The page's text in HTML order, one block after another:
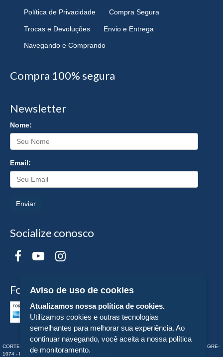
Política de Privacidade Compra Segura
Trocas e Devoluções Envio e Entrega
Navegando e Comprando
Compra 100% segura
Newsletter
Nome:
Email:
Enviar
Socialize conosco
Formas de Pagamento
CORTEZ EDITORA E LIVRARIA LTDA - CNPJ n° 43.003.409/0001-74 - RUA MONTE ALEGRE-
1074 - PERDIZES - SP - Tel:. (11) 98549-2448
Aviso de uso de cookies
Atualizamos nossa política de cookies.
Utilizamos cookies e outras tecnologias
semelhantes para melhorar sua experiência. Ao
continuar navegando, você aceita a nossa política
de monitoramento.